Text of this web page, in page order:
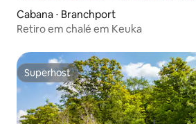
Cabana ⋅ Branchport
Retiro em chalé em Keuka
Superhost
Superhost